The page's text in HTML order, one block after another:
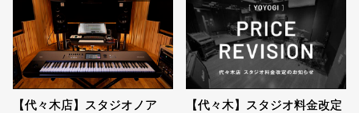
【代々木店】スタジオノア
【代々木】スタジオ料金改定